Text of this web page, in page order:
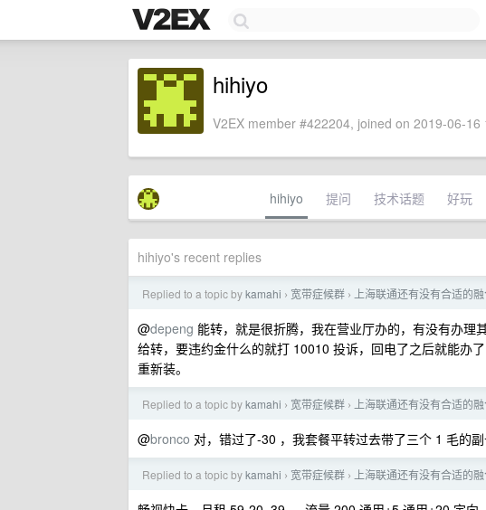
hihiyo
V2EX member #422204, joined on 2019-06-16
hihiyo 提问 技术话题 好玩
hihiyo's recent replies
Replied to a topic bykamahi › 宽带症候群 › 上海联通还有没有合适的
@depeng 能转，就是很折腾，我在营业厅办的，有没有办
给转，要违约金什么的就打 10010 投诉，回电了之后就能办
重新装。
Replied to a topic bykamahi › 宽带症候群 › 上海联通还有没有合适的
@bronco 对，错过了-30 ，我套餐平转过去带了三个 1 毛的副
Replied to a topic bykamahi › 宽带症候群 › 上海联通还有没有合适的